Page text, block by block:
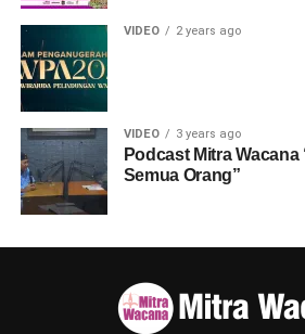
VIDEO 2 years ago
VIDEO 3 years ago
Podcast Mitra
Semua Orang”